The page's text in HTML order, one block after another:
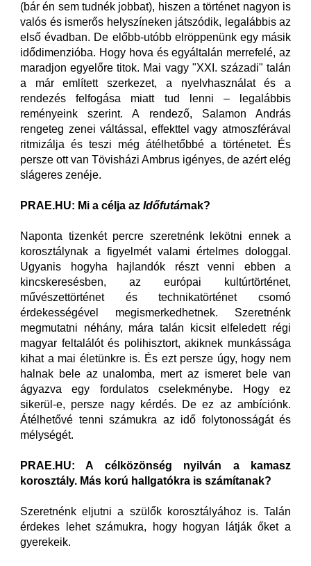
(bár én sem tudnék jobbat), hiszen a történet nagyon is
valós és ismerős helyszíneken játszódik, legalábbis az
első évadban. De előbb-utóbb elröppenünk egy másik
idődimenzióba. Hogy hova és egyáltalán merrefelé, az
maradjon egyelőre titok. Mai vagy "XXI. századi" talán
a már említett szerkezet, a nyelvhasználat és a
rendezés felfogása miatt tud lenni – legalábbis
reményeink szerint. A rendező, Salamon András
rengeteg zenei váltással, effekttel vagy atmoszférával
ritmizálja és teszi még átélhetőbbé a történetet. És
persze ott van Tövisházi Ambrus igényes, de azért elég
slágeres zenéje.
PRAE.HU: Mi a célja az Időfutárnak?
Naponta tizenkét percre szeretnénk lekötni ennek a
korosztálynak a figyelmét valami értelmes dologgal.
Ugyanis hogyha hajlandók részt venni ebben a
kincskeresésben, az európai kultúrtörténet,
művészettörténet és technikatörténet csomó
érdekességével megismerkedhetnek. Szeretnénk
megmutatni néhány, mára talán kicsit elfeledett régi
magyar feltalálót és polihisztort, akiknek munkássága
kihat a mai életünkre is. És ezt persze úgy, hogy nem
halnak bele az unalomba, mert az ismeret bele van
ágyazva egy fordulatos cselekménybe. Hogy ez
sikerül-e, persze nagy kérdés. De ez az ambíciónk.
Átélhetővé tenni számukra az idő folytonosságát és
mélységét.
PRAE.HU: A célközönség nyilván a kamasz
korosztály. Más korú hallgatókra is számítanak?
Szeretnénk eljutni a szülők korosztályához is. Talán
érdekes lehet számukra, hogy hogyan látják őket a
gyerekeik.